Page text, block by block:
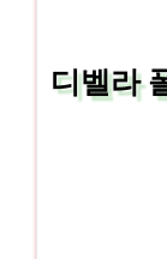
디벨라